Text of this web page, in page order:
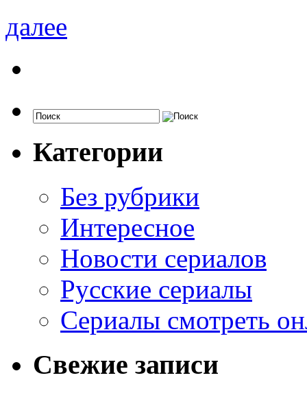
далее
Категории
Без рубрики
Интересное
Новости сериалов
Русские сериалы
Сериалы смотреть
Свежие записи